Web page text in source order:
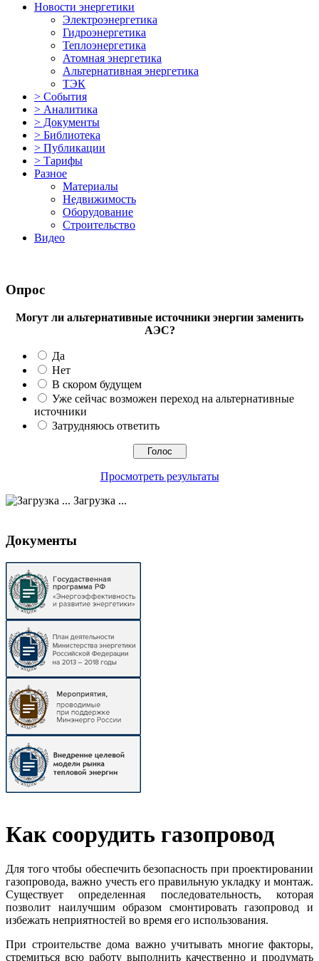
Новости энергетики
Электроэнергетика
Гидроэнергетика
Теплоэнергетика
Атомная энергетика
Альтернативная энергетика
ТЭК
> События
> Аналитика
> Документы
> Библиотека
> Публикации
> Тарифы
Разное
Материалы
Недвижимость
Оборудование
Строительство
Видео
Опрос
Могут ли альтернативные источники энергии заменить
АЭС?
Да
Нет
В скором будущем
Уже сейчас возможен переход на альтернативные
источники
Затрудняюсь ответить
Просмотреть результаты
Загрузка ...
Документы
Как соорудить газопровод
Для того чтобы обеспечить безопасность при проектировании
газопровода, важно учесть его правильную укладку и монтаж.
Существует определенная последовательность, которая
позволит наилучшим образом смонтировать газопровод и
избежать неприятностей во время его использования.
При строительстве дома важно учитывать многие факторы,
стремиться всю работу выполнить качественно и продумать